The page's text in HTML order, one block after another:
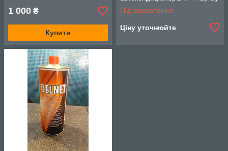
1 000 ₴
Купити
Під замовлення
Ціну уточнюйте